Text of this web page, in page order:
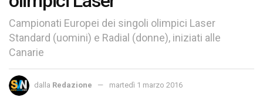
Campionati Europei dei singoli olimpici Laser
Standard (uomini) e Radial (donne), iniziati alle
Canarie
dalla Redazione martedì 1 marzo 2016